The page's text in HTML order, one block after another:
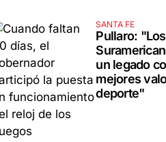
SANTA FE
Pullaro:
un legado
mejores
deporte"